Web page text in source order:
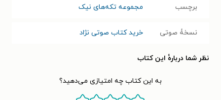
برچسب مجموعه تکه‌های نیک
نسخۀ صوتی خرید کتاب صوتی نژاد
نظر شما دربارهٔ این کتاب
به این کتاب چه امتیازی می‌دهید؟